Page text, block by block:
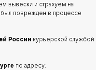
вывески и страхуем на
поврежден в процессе
России курьерской службой
по адресу: